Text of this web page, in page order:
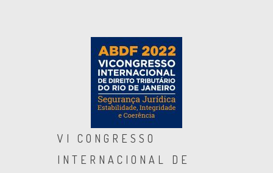
VI CONGRESSO
INTERNACIONAL DE